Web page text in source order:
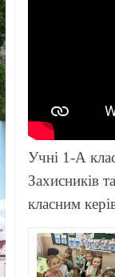
Учні 1-А
Захисників
класним